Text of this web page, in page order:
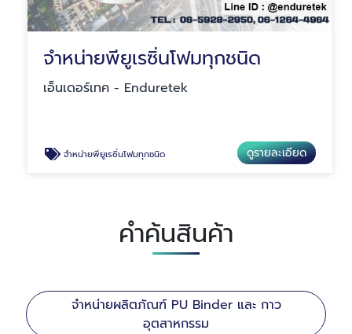
จำหน่ายพียูเรซิ่นโฟมทุกชนิด
เอ็นเดอร์เทค - Enduretek
จำหน่ายพียูเรซิ่นโฟมทุกชนิด ดูรายละเอียด
คำค้นสินค้า
จำหน่ายผลิตภัณฑ์ PU Binder และ กาว
อุตสาหกรรม